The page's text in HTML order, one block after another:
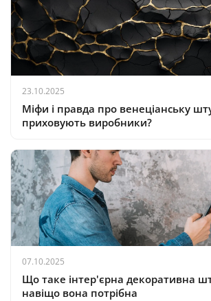
23.10.2025
Міфи і правда про венеціанську
приховують виробники?
07.10.2025
Що таке інтер'єрна декоративна
навіщо вона потрібна